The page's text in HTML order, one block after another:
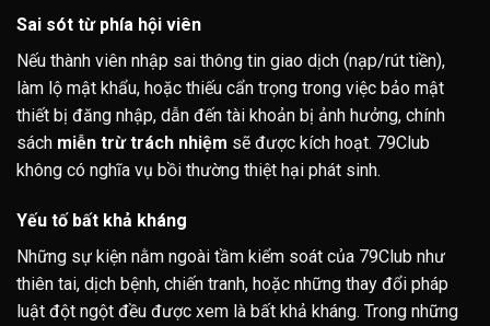
Sai sót từ phía hội viên
Nếu thành viên nhập sai thông tin giao dịch (nạp/rút tiền),
làm lộ mật khẩu, hoặc thiếu cẩn trọng trong việc bảo mật
thiết bị đăng nhập, dẫn đến tài khoản bị ảnh hưởng, chính
sách miễn trừ trách nhiệm sẽ được kích hoạt. 79Club
không có nghĩa vụ bồi thường thiệt hại phát sinh.
Yếu tố bất khả kháng
Những sự kiện nằm ngoài tầm kiểm soát của 79Club như
thiên tai, dịch bệnh, chiến tranh, hoặc những thay đổi pháp
luật đột ngột đều được xem là bất khả kháng. Trong những